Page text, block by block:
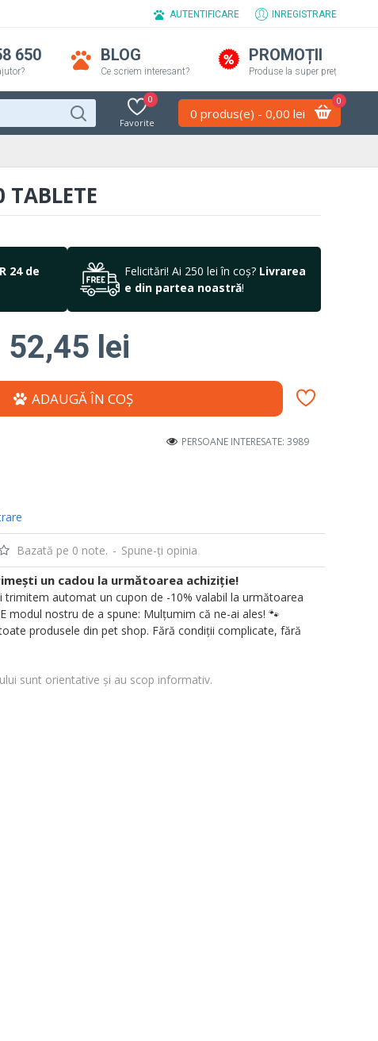
AUTENTIFICARE INREGISTRARE
650 BLOG
Ce scriem interesant?
PROMOȚII
Produse la super preț
Favorite
0
0 produs(e) - 0,00 lei
0
TABLETE
24 de
Felicitări! Ai 250 lei în coș? Livrarea
e din partea noastră!
PERSOANE INTERESATE: 3989
Bazată pe 0 note. - Spune-ţi opinia
52,45 lei
ADAUGĂ ÎN COŞ
sunt orientative și au scop informativ.
un cadou la următoarea achiziție!
trimitem automat un cupon de -10% valabil la următoarea
modul nostru de a spune: Mulțumim că ne-ai ales! 🐾
produsele din pet shop. Fără condiții complicate, fără